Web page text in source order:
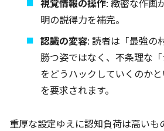
視覚情報の操作: 緻密な作画
明の説得力を補完。
認識の変容: 読者は「最強の
勝つ姿ではなく、不条理な「
をどうハックしていくのか
を要求されます。
重厚な設定ゆえに認知負荷は高いも